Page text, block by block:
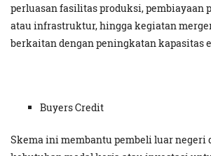
perluasan fasilitas produksi, pembiayaan
atau infrastruktur, hingga kegiatan
berkaitan dengan peningkatan kapasitas
Buyers Credit
Skema ini membantu pembeli luar negeri